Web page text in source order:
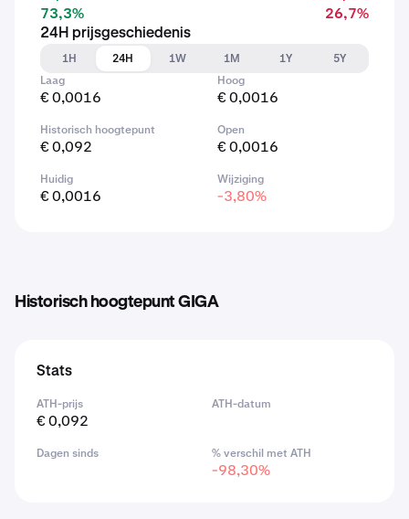
73,3% 26,7%
24H prijsgeschiedenis
1H
24H 1W 1M 1Y
5Y
Laag
€ 0,0016
Hoog
€ 0,0016
Historisch hoogtepunt
€ 0,092
Open
€ 0,0016
Huidig
€ 0,0016
Wijziging
-3,80%
Historisch hoogtepunt GIGA
Stats
ATH-prijs
€ 0,092
ATH-datum
Dagen sinds % verschil met ATH
-98,30%